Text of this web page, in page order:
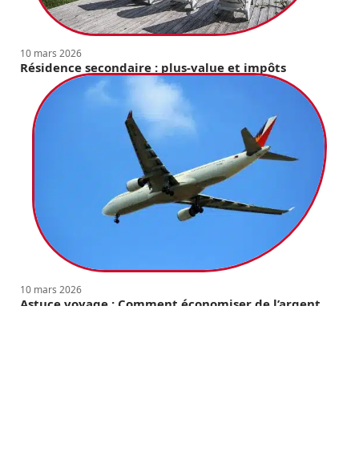
10 mars 2026
Résidence secondaire : plus-value et impôts
10 mars 2026
Astuce voyage : Comment économiser de l’argent